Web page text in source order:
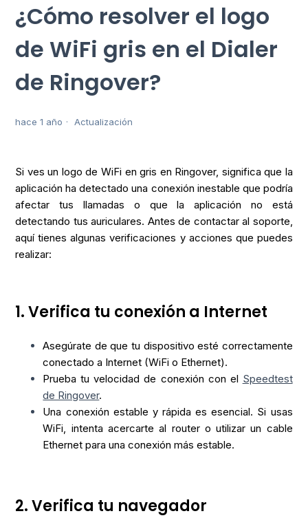
¿Cómo resolver el logo
de WiFi gris en el Dialer
de Ringover?
hace 1 año Actualización
Si ves un logo de WiFi en gris en Ringover, significa que la
aplicación ha detectado una conexión inestable que podría
afectar tus llamadas o que la aplicación no está
detectando tus auriculares. Antes de contactar al soporte,
aquí tienes algunas verificaciones y acciones que puedes
realizar:
1. Verifica tu conexión a Internet
Asegúrate de que tu dispositivo esté correctamente
conectado a Internet (WiFi o Ethernet).
Prueba tu velocidad de conexión con el Speedtest
de Ringover.
Una conexión estable y rápida es esencial. Si usas
WiFi, intenta acercarte al router o utilizar un cable
Ethernet para una conexión más estable.
2. Verifica tu navegador